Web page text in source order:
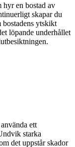
hyr en bostad av
skapar du
ytskikt
löpande underhållet
ett
starka
det uppstår skador